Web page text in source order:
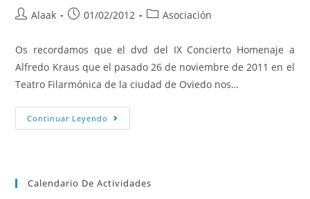
Alaak 01/02/2012 Asociación
Os recordamos que el dvd del IX Concierto Homenaje a
Alfredo Kraus que el pasado 26 de noviembre de 2011 en el
Teatro Filarmónica de la ciudad de Oviedo nos…
Continuar Leyendo
Calendario De Actividades